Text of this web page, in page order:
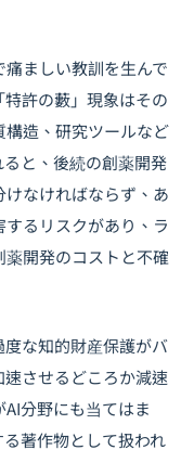
ましい教訓を生んで
許の藪」現象はその
造、研究ツールなど
と、後続の創薬開発
なければならず、あ
るリスクがあり、ラ
開発のコストと不確
な知的財産保護がバ
させるどころか減速
分野にも当てはま
著作物として扱われ